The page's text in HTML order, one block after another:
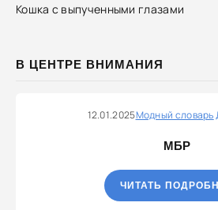
Кошка с выпученными глазами
В ЦЕНТРЕ ВНИМАНИЯ
12.01.2025Модный словарь
МБР
ЧИТАТЬ